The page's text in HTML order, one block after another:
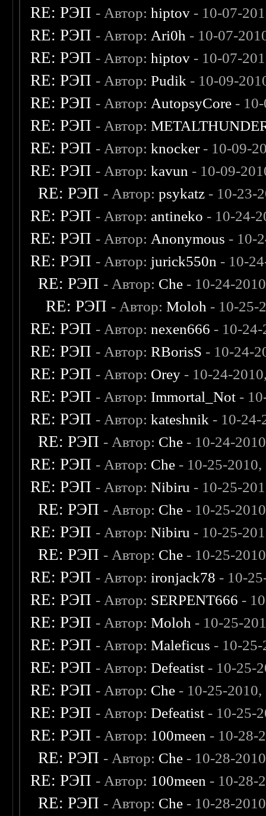
RE: РЭП - Автор:hiptov - 10-07-
RE: РЭП - Автор: Ari0h - 10-07-
RE: РЭП - Автор:hiptov - 10-07-
RE: РЭП - Автор:Pudik - 10-09-
RE: РЭП - Автор: AutopsyCore -
RE: РЭП - Автор:
RE: РЭП - Автор:knocker- 10-09-
RE: РЭП - Автор:kavun - 10-09-
RE: РЭП - Автор:psykatz - 10-23-
RE: РЭП - Автор: antineko - 10-24-
RE: РЭП - Автор: Anonymous - 10-
RE: РЭП - Автор: jurick550n - 10-
RE: РЭП - Автор: Che - 10-24-
RE: РЭП - Автор:Moloh - 10-25-
RE: РЭП - Автор:nexen666 - 10-
RE: РЭП - Автор:RBorisS - 10-24-
RE: РЭП - Автор: Orey - 10-24-
RE: РЭП - Автор: Immortal_Not -
RE: РЭП - Автор:kateshnik - 10-24-
RE: РЭП - Автор: Che - 10-24-
RE: РЭП - Автор: Che - 10-25-
RE: РЭП - Автор:Nibiru - 10-25-
RE: РЭП - Автор: Che - 10-25-
RE: РЭП - Автор:Nibiru - 10-25-
RE: РЭП - Автор: Che - 10-25-
RE: РЭП - Автор: ironjack78 - 10-
RE: РЭП - Автор: SERPENT666 -
RE: РЭП - Автор:Moloh - 10-25-
RE: РЭП - Автор:Maleficus - 10-
RE: РЭП - Автор:Defeatist - 10-25-
RE: РЭП - Автор: Che - 10-25-
RE: РЭП - Автор:Defeatist - 10-25-
RE: РЭП - Автор: 100meen - 10-28-
RE: РЭП - Автор: Che - 10-28-
RE: РЭП - Автор: 100meen - 10-28-
RE: РЭП - Автор: Che - 10-28-